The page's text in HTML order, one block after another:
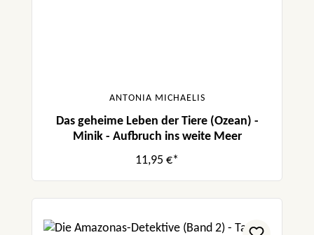
ANTONIA MICHAELIS
Das geheime Leben der Tiere (Ozean) -
Minik - Aufbruch ins weite Meer
11,95 €*